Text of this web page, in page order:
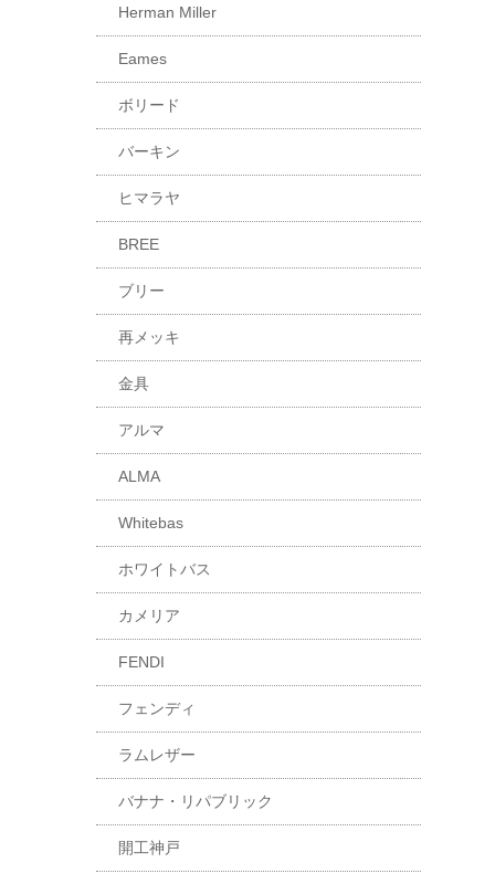
Herman Miller
Eames
ボリード
バーキン
ヒマラヤ
BREE
ブリー
再メッキ
金具
アルマ
ALMA
Whitebas
ホワイトバス
カメリア
FENDI
フェンディ
ラムレザー
バナナ・リパブリック
開工神戸